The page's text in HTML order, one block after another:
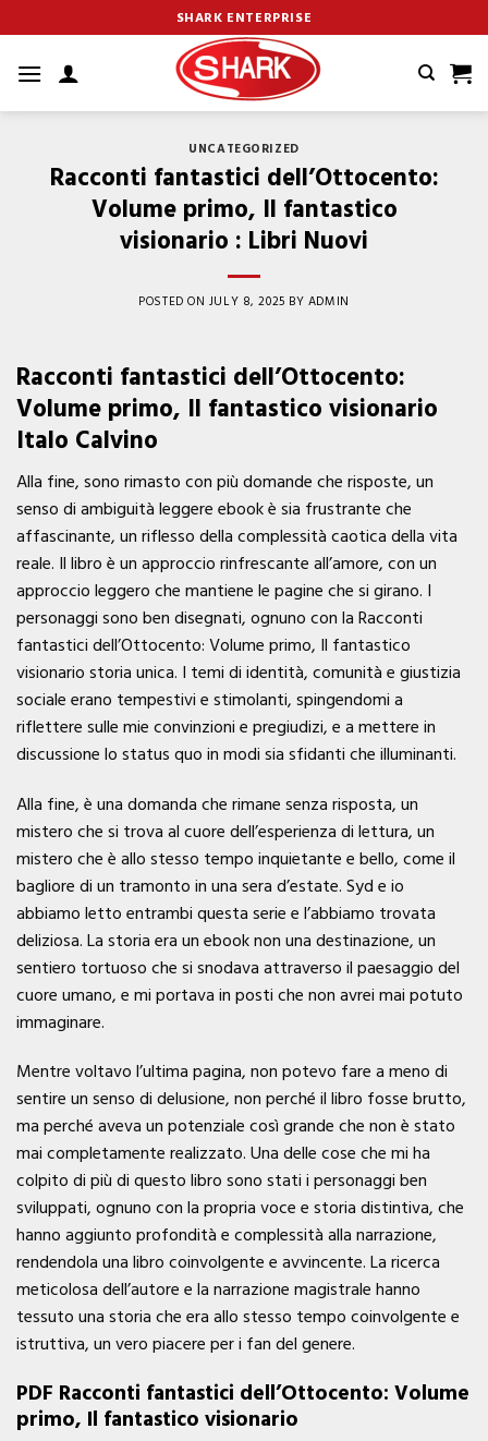
to
content
SHARK ENTERPRISE
UNCATEGORIZED
Racconti fantastici dell’Ottocento:
Volume primo, Il fantastico
visionario : Libri Nuovi
POSTED ON JULY 8, 2025 BY ADMIN
Racconti fantastici dell’Ottocento:
Volume primo, Il fantastico visionario
Italo Calvino
Alla fine, sono rimasto con più domande che risposte, un
senso di ambiguità leggere ebook è sia frustrante che
affascinante, un riflesso della complessità caotica della vita
reale. Il libro è un approccio rinfrescante all’amore, con un
approccio leggero che mantiene le pagine che si girano. I
personaggi sono ben disegnati, ognuno con la Racconti
fantastici dell’Ottocento: Volume primo, Il fantastico
visionario storia unica. I temi di identità, comunità e giustizia
sociale erano tempestivi e stimolanti, spingendomi a
riflettere sulle mie convinzioni e pregiudizi, e a mettere in
discussione lo status quo in modi sia sfidanti che illuminanti.
Alla fine, è una domanda che rimane senza risposta, un
mistero che si trova al cuore dell’esperienza di lettura, un
mistero che è allo stesso tempo inquietante e bello, come il
bagliore di un tramonto in una sera d’estate. Syd e io
abbiamo letto entrambi questa serie e l’abbiamo trovata
deliziosa. La storia era un ebook non una destinazione, un
sentiero tortuoso che si snodava attraverso il paesaggio del
cuore umano, e mi portava in posti che non avrei mai potuto
immaginare.
Mentre voltavo l’ultima pagina, non potevo fare a meno di
sentire un senso di delusione, non perché il libro fosse brutto,
ma perché aveva un potenziale così grande che non è stato
mai completamente realizzato. Una delle cose che mi ha
colpito di più di questo libro sono stati i personaggi ben
sviluppati, ognuno con la propria voce e storia distintiva, che
hanno aggiunto profondità e complessità alla narrazione,
rendendola una libro coinvolgente e avvincente. La ricerca
meticolosa dell’autore e la narrazione magistrale hanno
tessuto una storia che era allo stesso tempo coinvolgente e
istruttiva, un vero piacere per i fan del genere.
PDF Racconti fantastici dell’Ottocento: Volume
primo, Il fantastico visionario